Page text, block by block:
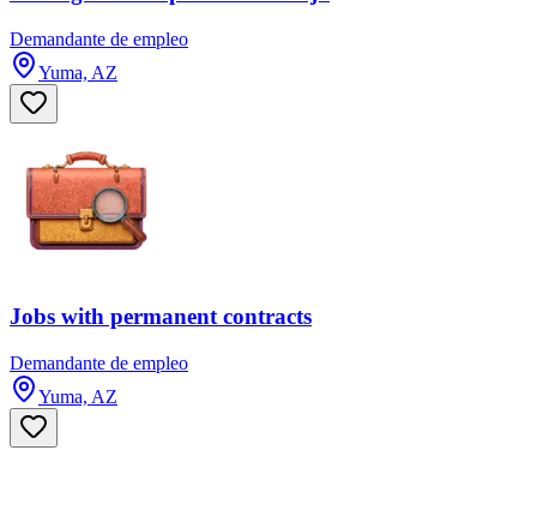
Demandante de empleo
Yuma, AZ
Jobs with permanent contracts
Demandante de empleo
Yuma, AZ